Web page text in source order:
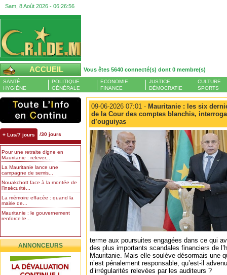
Sam, 8 Août 2026 - 06:26:56
ACCUEIL Vous êtes 5640 connecté(s) dont 0 membre(s)
SANTÉ
HYGIÈNE
POLITIQUE
GÉNÉRALE
ECONOMIE
FINANCE
JUSTICE
DÉMOCRATIE
CULTURE
SPORTS
+ Lus/7 jours /30 jours
Pour une retraite digne en
Mauritanie : relever...
La Mauritanie lance une
campagne de semis...
Nouakchott face à la montée de
l’insécurité...
La mémoire effacée : quand la
mairie de...
Mauritanie : le gouvernement
renforce le...
ANNONCEURS
09-06-2026 07:01 - Mauritanie : les six
de la Cour des comptes blanchis,
d’ouguiyas
terme aux poursuites engagées dans ce qui
des plus importants scandales financiers de
Mauritanie. Mais elle soulève désormais une
n’est pénalement responsable, qu’est-il
d’irrégularités relevées par les auditeurs ?